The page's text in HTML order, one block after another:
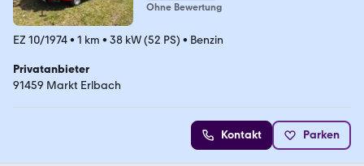
Ohne Bewertung
EZ 10/1974• 1 km • 38 kW (52 PS) • Benzin
Privatanbieter
91459 Markt Erlbach
Kontakt Parken